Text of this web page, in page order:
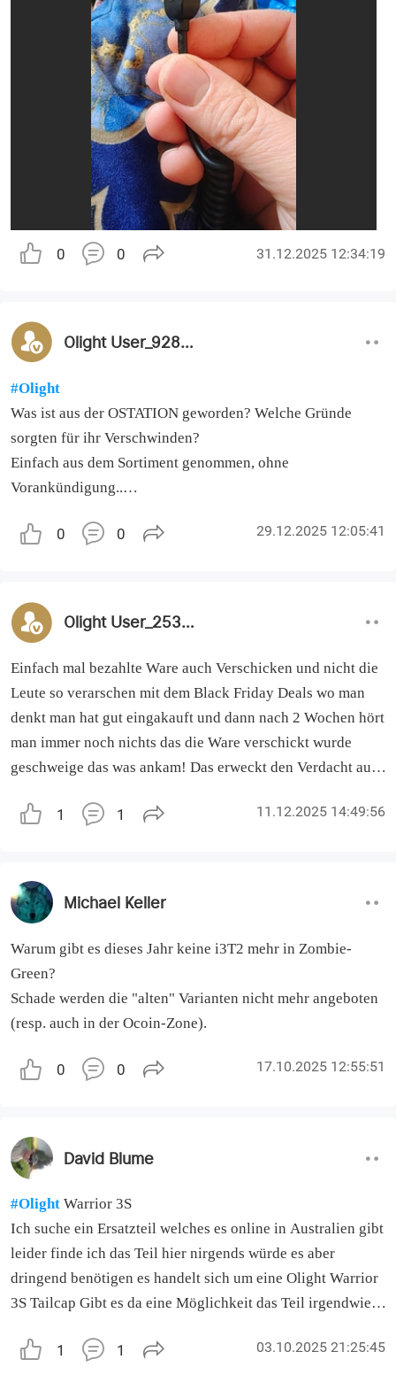
0 0 31.12.2025 12:34:19
Olight User_928643
#Olight
Was ist aus der OSTATION geworden? Welche Gründe
sorgten für ihr Verschwinden?
Einfach aus dem Sortiment genommen, ohne
Vorankündigung..
interessieren könnte?
0 0 29.12.2025 12:05:41
Olight User_253891
Einfach mal bezahlte Ware auch Verschicken und nicht die
Leute so verarschen mit dem Black Friday Deals wo man
denkt man hat gut eingakauft und dann nach 2 Wochen hört
man immer noch nichts das die Ware verschickt wurde
geschweige das was ankam! Das erweckt den Verdacht auf
Werde wenn ich mein Geld nicht zurück bekomme eine
Da geh ich lieber wieder zu Ledlenser zurück da stimmt
alles. Vor allem der Service der hier gleih null ist.
Schade aber ihr seit selber dran schuld!
Danke fürs verarschen und das sitzen lassen als
Neukunde!!!
1 1 11.12.2025 14:49:56
Michael Keller
Warum gibt es dieses Jahr keine i3T2 mehr in Zombie-
Green?
Schade werden die "alten" Varianten nicht mehr angeboten
(resp. auch in der Ocoin-Zone).
0 0 17.10.2025 12:55:51
David Blume
#Olight Warrior 3S
Ich suche ein Ersatzteil welches es online in Australien gibt
leider finde ich das Teil hier nirgends würde es aber
dringend benötigen es handelt sich um eine Olight Warrior
3S Tailcap Gibt es da eine Möglichkeit das Teil irgendwie
Australischen Seite nur Inlandversand gibt.
1 1 03.10.2025 21:25:45